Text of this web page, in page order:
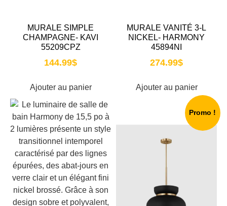
MURALE SIMPLE
CHAMPAGNE- KAVI
55209CPZ
144.99$
Ajouter au panier
MURALE VANITÉ 3-L
NICKEL- HARMONY
45894NI
274.99$
Ajouter au panier
Promo !